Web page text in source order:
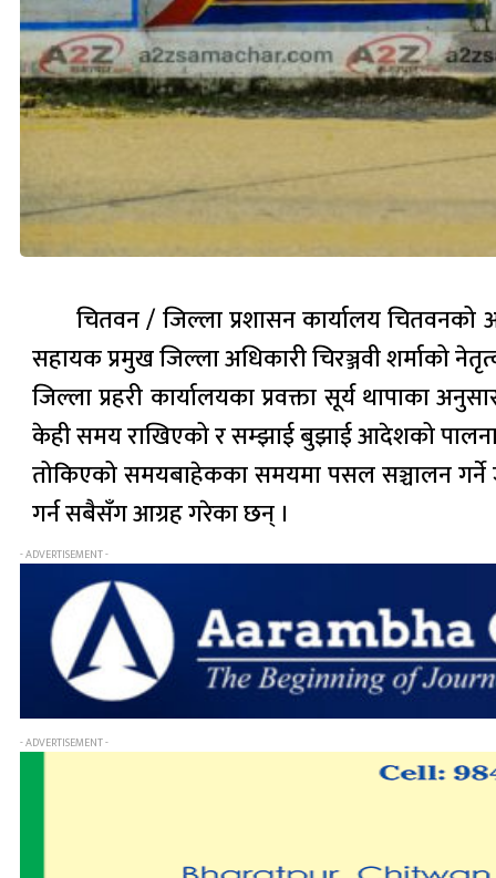
चितवन / जिल्ला प्रशासन कार्यालय
सहायक प्रमुख जिल्ला अधिकारी चिरञ्जवी शर्माको
जिल्ला प्रहरी कार्यालयका प्रवक्ता सूर्य थापाका
केही समय राखिएको र सम्झाई बुझाई आदेशको पालना
तोकिएको समयबाहेकका समयमा पसल सञ्चालन गर्ने
गर्न सबैसँग आग्रह गरेका छन् ।
- ADVERTISEMENT -
- ADVERTISEMENT -